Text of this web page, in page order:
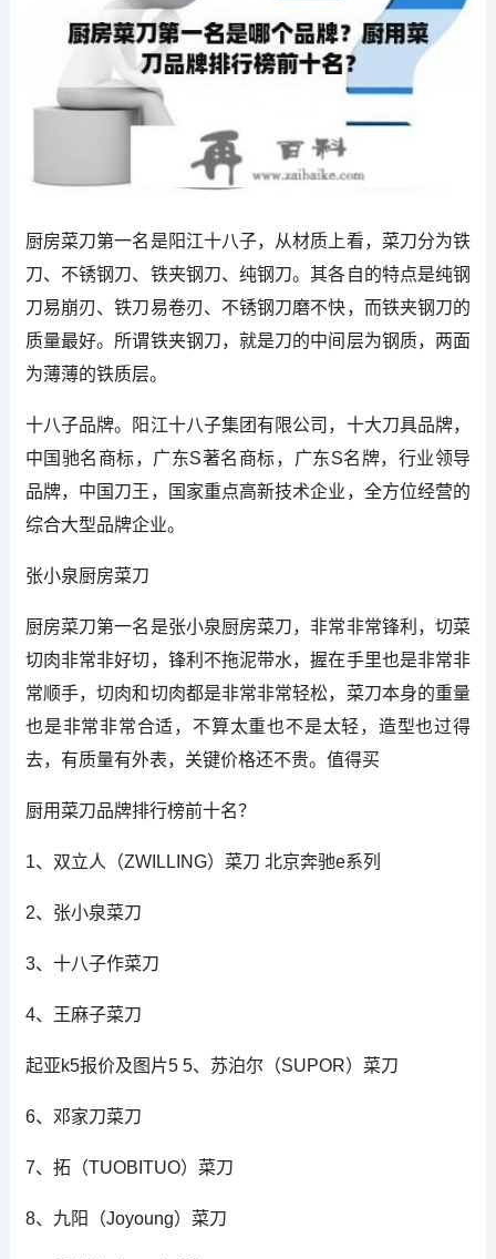
厨房菜刀第一名是阳江十八子，从材质上看，菜刀分为铁
刀、不锈钢刀、铁夹钢刀、纯钢刀。其各自的特点是纯钢
刀易崩刃、铁刀易卷刃、不锈钢刀磨不快，而铁夹钢刀的
质量最好。所谓铁夹钢刀，就是刀的中间层为钢质，两面
为薄薄的铁质层。
十八子品牌。阳江十八子集团有限公司，十大刀具品牌，
中国驰名商标，广东S著名商标，广东S名牌，行业领导
品牌，中国刀王，国家重点高新技术企业，全方位经营的
综合大型品牌企业。
张小泉厨房菜刀
厨房菜刀第一名是张小泉厨房菜刀，非常非常锋利，切菜
切肉非常非好切，锋利不拖泥带水，握在手里也是非常非
常顺手，切肉和切肉都是非常非常轻松，菜刀本身的重量
也是非常非常合适，不算太重也不是太轻，造型也过得
去，有质量有外表，关键价格还不贵。值得买
厨用菜刀品牌排行榜前十名？
1、双立人（ZWILLING）菜刀 北京奔驰e系列
2、张小泉菜刀
3、十八子作菜刀
4、王麻子菜刀
起亚k5报价及图片5 5、苏泊尔（SUPOR）菜刀
6、邓家刀菜刀
7、拓（TUOBITUO）菜刀
8、九阳（Joyoung）菜刀